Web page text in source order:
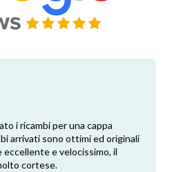
i ricambi per una cappa
arrivati sono ottimi ed originali
eccellente e velocissimo, il
cortese.